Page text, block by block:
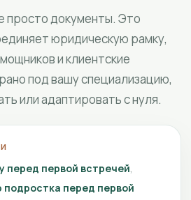
просто документы. Это
юридическую рамку,
и клиентские
под вашу специализацию,
или адаптировать с нуля.
перед первой встречей
перед первой